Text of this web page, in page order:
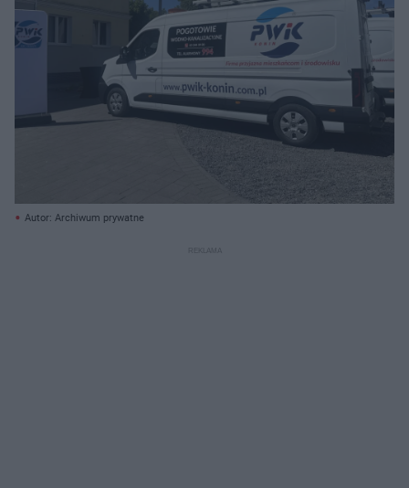
Autor: Archiwum prywatne